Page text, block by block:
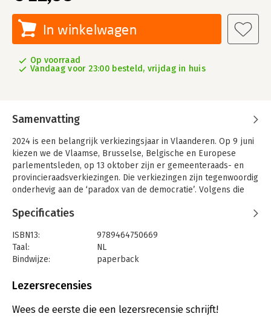
In winkelwagen
Op voorraad
Vandaag voor 23:00 besteld, vrijdag in huis
Samenvatting
2024 is een belangrijk verkiezingsjaar in Vlaanderen. Op 9 juni
kiezen we de Vlaamse, Brusselse, Belgische en Europese
parlementsleden, op 13 oktober zijn er gemeenteraads- en
provincieraadsverkiezingen. Die verkiezingen zijn tegenwoordig
onderhevig aan de ‘paradox van de democratie’. Volgens die
gedaan om zoveel mogelijk burgers te laten participeren:
mogen stemmen, en in 2023 is de leeftijdsgrens zelfs verlaagd
tot 16 jaar, weliswaar alleen voor de Europese verkiezingen.
Maar nu de groep burgers die medezeggenschap heeft
af te haken, zelfs in een kiessysteem mét opkomstplicht.
Bovendien verdwijnt in Vlaanderen die opkomstplicht in
Specificaties
ISBN13:
9789464750669
Taal:
NL
Bindwijze:
paperback
Uitgever:
Verschijningsdatum:
18-1-2024
Lezersrecensies
Wees de eerste die een lezersrecensie schrijft!